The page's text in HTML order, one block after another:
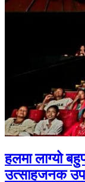
हलमा लाग्यो
उत्साहजनक